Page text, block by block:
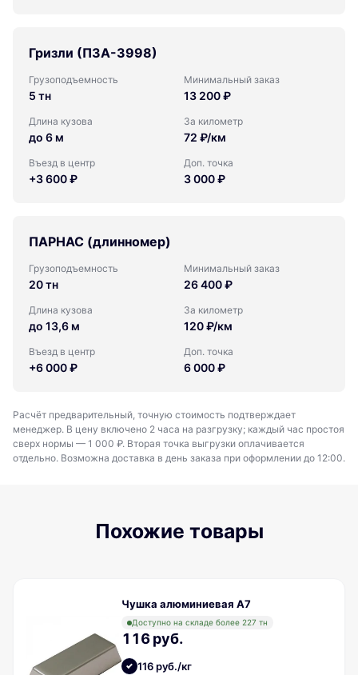
Гризли (ПЗА-3998)
Грузоподъемность
5 тн
Минимальный заказ
13 200 ₽
Длина кузова
до 6 м
За километр
72 ₽/км
Въезд в центр
+3 600 ₽
Доп. точка
3 000 ₽
ПАРНАС (длинномер)
Грузоподъемность
20 тн
Минимальный заказ
26 400 ₽
Длина кузова
до 13,6 м
За километр
120 ₽/км
Въезд в центр
+6 000 ₽
Доп. точка
6 000 ₽
Расчёт предварительный, точную стоимость подтверждает
менеджер. В цену включено 2 часа на разгрузку; каждый час простоя
сверх нормы — 1 000 ₽. Вторая точка выгрузки оплачивается
отдельно. Возможна доставка в день заказа при оформлении до 12:00.
Похожие товары
Чушка алюминиевая A7
Доступно на складе более 227 тн
116 руб.
116 руб./кг